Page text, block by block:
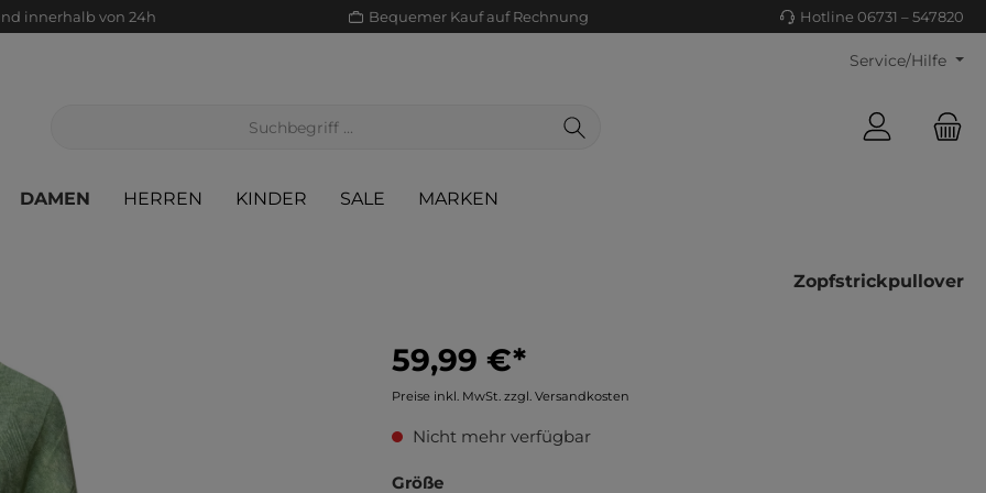
innerhalb von 24h Bequemer Kauf auf Rechnung Hotline 06731 – 547820
Service/Hilfe
DAMEN HERREN KINDER SALE MARKEN
Schals/Tücher
Schuhe
Sakko
Sonstiges
Zopfstrickpullover
59,99 €*
Preise inkl. MwSt. zzgl. Versandkosten
Nicht mehr verfügbar
Größe